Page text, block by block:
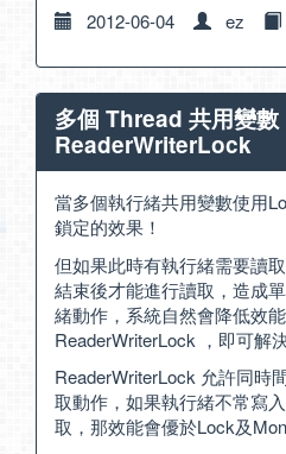
2012-06-04 ez
多個 Thread 共用變數
ReaderWriterLock
當多個執行緒共用變數使用
鎖定的效果！
但如果此時有執行緒需要讀
結束後才能進行讀取，造成
緒動作，系統自然會降低效
ReaderWriterLock ，即可解決
ReaderWriterLock 允許同時
取動作，如果執行緒不常寫
取，那效能會優於Lock及